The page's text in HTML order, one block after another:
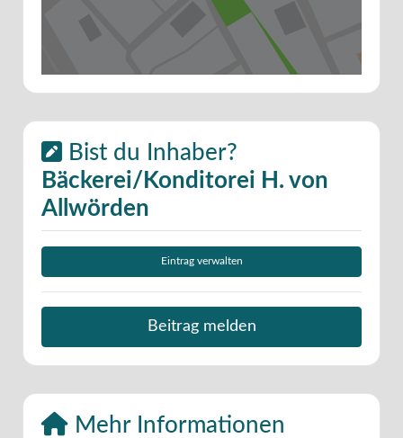
Bist du Inhaber?
Bäckerei/Konditorei H. von
Allwörden
Eintrag verwalten
Beitrag melden
Mehr Informationen